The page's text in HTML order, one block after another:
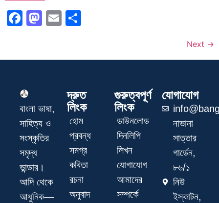
Facebook
Mastodon
Email
Next →
বাংলা ভাষা,
সাহিত্য ও
সংস্কৃতির
সমৃদ্ধ
ভান্ডার।
আদি থেকে
আধুনিক—
দ্রুত
লিংক
হোম
প্রবন্ধ
সমগ্র
কবিতা
রচনা
অনুবাদ
গুরুত্বপূর্ণ
লিংক
ডাউনলোড
দিনলিপি
লিখন
যোগাযোগ
আমাদের
সম্পর্কে
যোগাযোগ
নাভানা
সাত্তার
গার্ডেন,
৮৬/১
নিউ
ইস্কাটন,